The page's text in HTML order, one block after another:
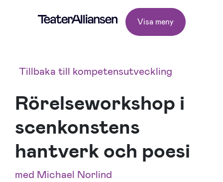
Visa meny
Tillbaka till kompetensutveckling
Rörelseworkshop i
scenkonstens
hantverk och poesi
med Michael Norlind